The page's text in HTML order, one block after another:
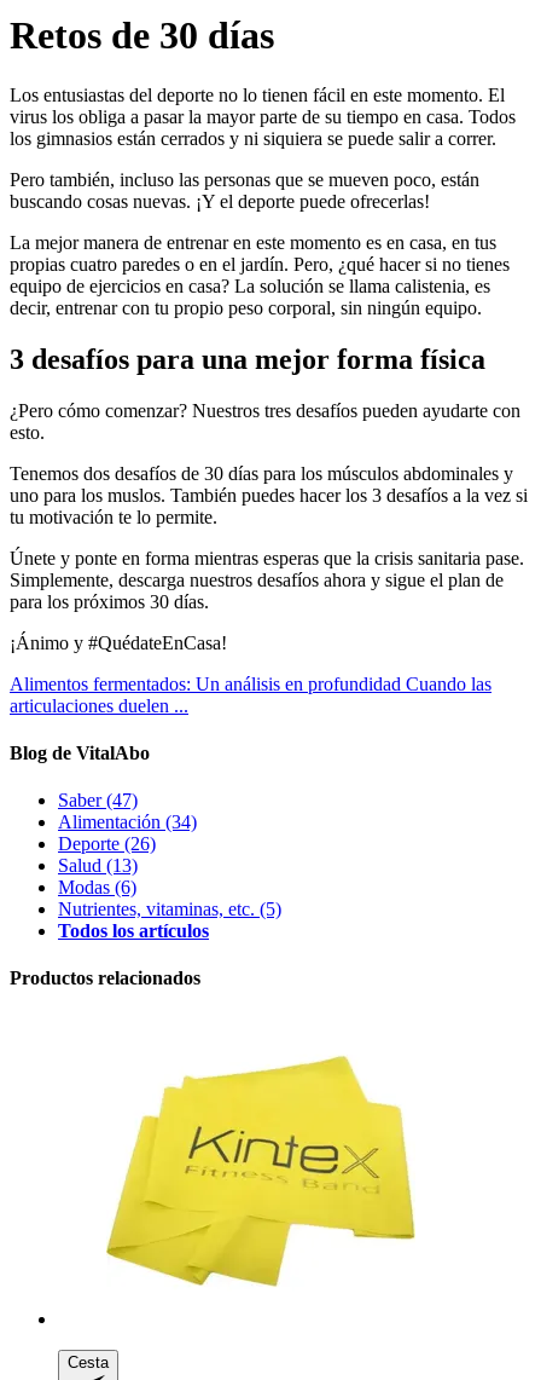
Retos de 30 días
Los entusiastas del deporte no lo tienen fácil en este momento. El
virus los obliga a pasar la mayor parte de su tiempo en casa. Todos
los gimnasios están cerrados y ni siquiera se puede salir a correr.
Pero también, incluso las personas que se mueven poco, están
buscando cosas nuevas. ¡Y el deporte puede ofrecerlas!
La mejor manera de entrenar en este momento es en casa, en tus
propias cuatro paredes o en el jardín. Pero, ¿qué hacer si no tienes
equipo de ejercicios en casa? La solución se llama calistenia, es
decir, entrenar con tu propio peso corporal, sin ningún equipo.
3 desafíos para una mejor forma física
¿Pero cómo comenzar? Nuestros tres desafíos pueden ayudarte con
esto.
Tenemos dos desafíos de 30 días para los músculos abdominales y
uno para los muslos. También puedes hacer los 3 desafíos a la vez si
tu motivación te lo permite.
Únete y ponte en forma mientras esperas que la crisis sanitaria pase.
Simplemente, descarga nuestros desafíos ahora y sigue el plan de
para los próximos 30 días.
¡Ánimo y #QuédateEnCasa!
Alimentos fermentados: Un análisis en profundidad Cuando las
articulaciones duelen ...
Blog de VitalAbo
Saber(47)
Alimentación (34)
Deporte (26)
Salud (13)
Modas (6)
Nutrientes, vitaminas, etc. (5)
Todos los artículos
Productos relacionados
Cesta